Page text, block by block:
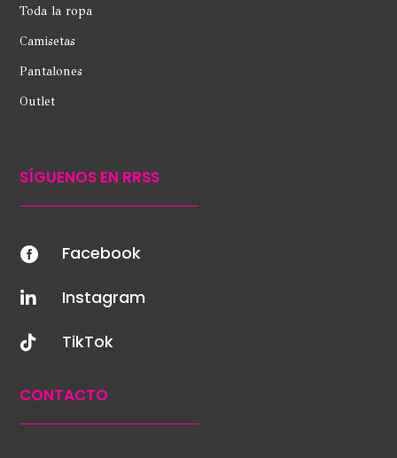
Toda la ropa
Camisetas
Pantalones
Outlet
SÍGUENOS EN RRSS
 Facebook
 Instagram
 TikTok
CONTACTO